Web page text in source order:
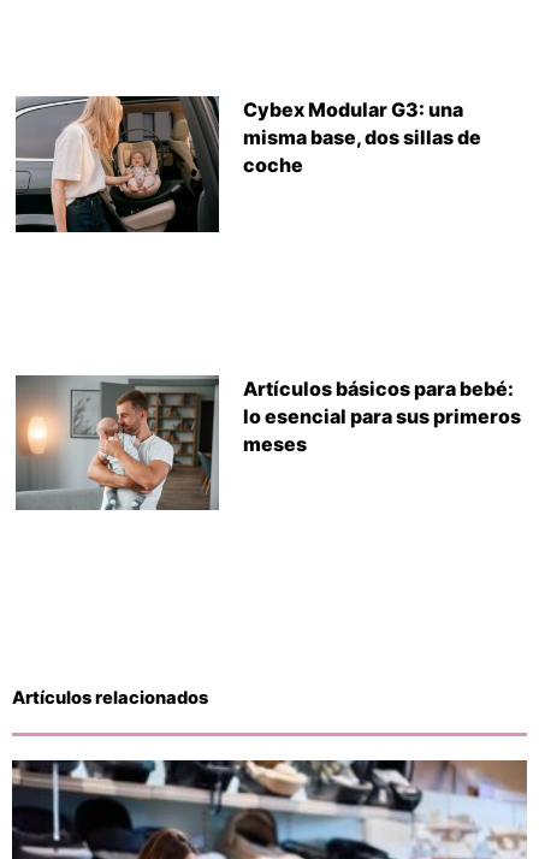
Cybex Modular G3: una
misma base, dos sillas de
coche
Artículos básicos para bebé:
lo esencial para sus primeros
meses
Artículos relacionados